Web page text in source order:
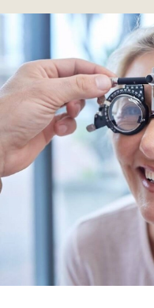
Excelente
tantos anos de
falharam.
Sandra
Instalações
extremamente
Atendimento de
Marize
Bom atendimento,
Mariana